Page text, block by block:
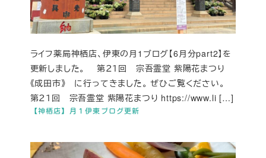
【神栖店】月１伊東ブログ更新
ライフ薬局神栖店、伊東の月1ブログ【6月分part2】を
更新しました。 第２１回 宗吾霊堂 紫陽花まつり
《成田市》 に行ってきました。 ぜひご覧ください。
第２１回 宗吾霊堂 紫陽花まつり https://www.li […]